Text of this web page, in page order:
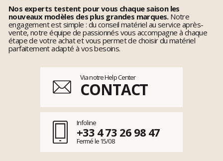
Nos experts testent pour vous chaque saison les
nouveaux modèles des plus grandes marques.Notre
engagement est simple : du conseil matériel au service après-
vente, notre équipe de passionnés vous accompagne à chaque
étape de votre achat et vous permet de choisir du matériel
parfaitement adapté à vos besoins.
Via notre Help Center
CONTACT
Infoline
+33 4 73 26 98 47
Fermé le 15/08